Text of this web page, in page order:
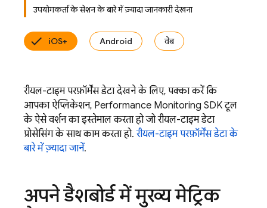
उपयोगकर्ता के सेशन के बारे में ज़्यादा जानकारी देखना
iOS+ Android वेब
रीयल-टाइम परफ़ॉर्मेंस डेटा देखने के लिए, पक्का करें कि
आपका ऐप्लिकेशन, Performance Monitoring SDK टूल
के ऐसे वर्शन का इस्तेमाल करता हो जो रीयल-टाइम डेटा
प्रोसेसिंग के साथ काम करता हो.रीयल-टाइम परफ़ॉर्मेंस डेटा के
बारे में ज़्यादा जानें.
अपने डैशबोर्ड में मुख्य मेट्रिक